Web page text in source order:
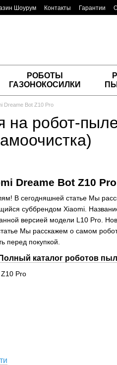
Шоурум Контакты Гарантии
РОБОТЫ
ГАЗОНОКОСИЛКИ
Dreame Bot Z10 Pro
на робот-
Dreame Bot Z10 Pro
В сегодняшней статье Мы
суббрендом Xiaomi.
версией модели L10 Pro.
Мы расскажем о самом
перед покупкой.
Полный каталог роботов